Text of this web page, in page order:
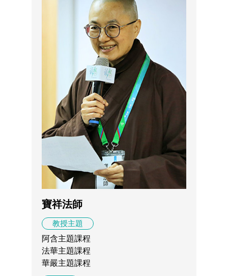
寶祥法師
教授主題
阿含主題課程
法華主題課程
華嚴主題課程